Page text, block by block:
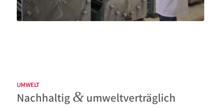
UMWELT
Nachhaltig &umweltverträglich